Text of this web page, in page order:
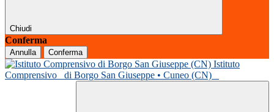
Chiudi
Conferma
Annulla Conferma
Istituto
Comprensivo
di Borgo San Giuseppe • Cuneo (CN)